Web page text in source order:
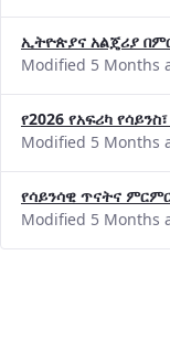
ኢትዮጵያና አልጄሪያ
Modified 5 Months
የ2026 የአፍሪካ
Modified 5 Months
የሳይንሳዊ ጥናትና
Modified 5 Months